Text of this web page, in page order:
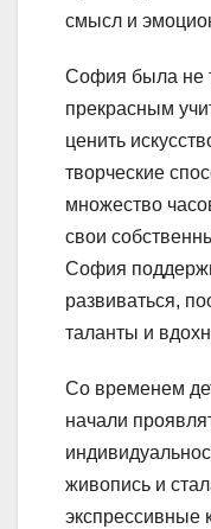
смысл и
София была не
прекрасным
ценить
творческие
множество
свои
София
развиваться,
таланты и
Со временем
начали
живопись и
экспрессивные